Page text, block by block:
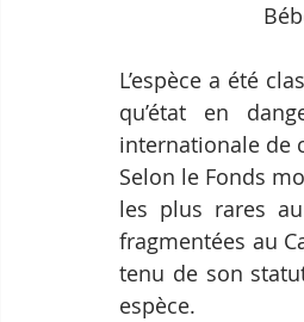
L’espèce a été
qu’état en
internationale de
Selon le Fonds
les plus rares
fragmentées au
tenu de son
espèce.